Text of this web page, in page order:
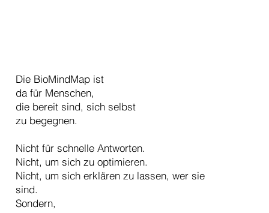
Die BioMindMap ist
da für Menschen,
die bereit sind, sich selbst
zu begegnen.
Nicht für schnelle Antworten.
Nicht, um sich zu optimieren.
Nicht, um sich erklären zu lassen, wer sie
sind.
Sondern,